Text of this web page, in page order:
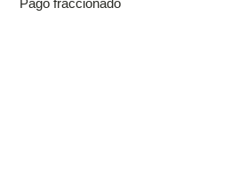
Pago fraccionado